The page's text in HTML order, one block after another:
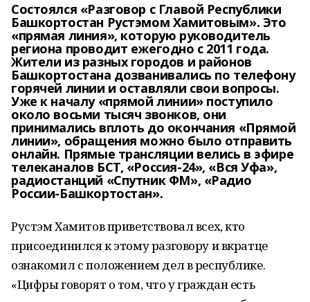
Состоялся «Разговор с Главой Республики
Башкортостан Рустэмом Хамитовым». Это
«прямая линия», которую руководитель
региона проводит ежегодно с 2011 года.
Жители из разных городов и районов
Башкортостана дозванивались по телефону
горячей линии и оставляли свои вопросы.
Уже к началу «прямой линии» поступило
около восьми тысяч звонков, они
принимались вплоть до окончания «Прямой
линии», обращения можно было отправить
онлайн. Прямые трансляции велись в эфире
телеканалов БСТ, «Россия-24», «Вся Уфа»,
радиостанций «Спутник ФМ», «Радио
России-Башкортостан».
Рустэм Хамитов приветствовал всех, кто
присоединился к этому разговору и вкратце
ознакомил с положением дел в республике.
«Цифры говорят о том, что у граждан есть